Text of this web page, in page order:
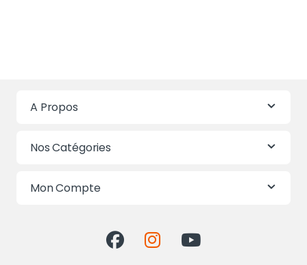
A Propos
Nos Catégories
Mon Compte